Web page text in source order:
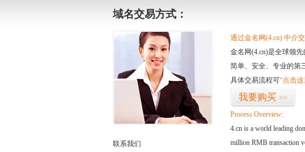
域名交易方式：
联系我们
通过金名网(4.cn) 中介
金名网(4.cn)是全球领
简单、安全、专业的第
具体交易流程可“点击这
我要购买 >>
Process Overview:
4.cn is a world leading
million RMB transaction